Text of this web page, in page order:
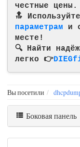
честные цены.
🔝
параметрам и
месте!
🔍 Найти
легко 👉
Вы посетили
Боковая панель